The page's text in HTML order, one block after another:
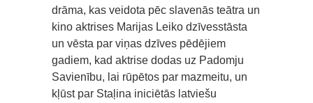
drāma, kas veidota pēc slavenās teātra un
kino aktrises Marijas Leiko dzīvesstāsta
un vēsta par viņas dzīves pēdējiem
gadiem, kad aktrise dodas uz Padomju
Savienību, lai rūpētos par mazmeitu, un
kļūst par Staļina iniciētās latviešu